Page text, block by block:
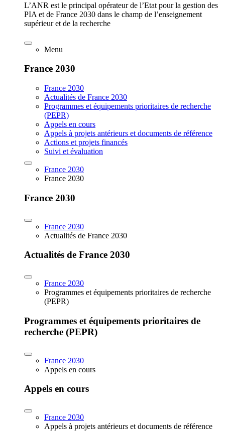
L’ANR est le principal opérateur de l’Etat pour la gestion des
PIA et de France 2030 dans le champ de l’enseignement
supérieur et de la recherche
Menu
France 2030
France 2030
Actualités de France 2030
Programmes et équipements prioritaires de recherche
(PEPR)
Appels en cours
Appels à projets antérieurs et documents de référence
Actions et projets financés
Suivi et évaluation
France 2030
France 2030
France 2030
France 2030
Actualités de France 2030
Actualités de France 2030
France 2030
Programmes et équipements prioritaires de recherche
(PEPR)
Programmes et équipements prioritaires de
recherche (PEPR)
France 2030
Appels en cours
Appels en cours
France 2030
Appels à projets antérieurs et documents de référence